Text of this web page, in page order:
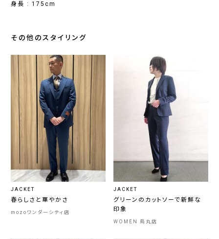
身長 : 175cm
その他のスタイリング
JACKET
春らしさと華やかさ
mozoワンダーシティ店
JACKET
グリーンのカットソーで新鮮な
印象
WOMEN 烏丸店